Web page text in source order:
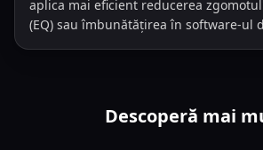
aplica mai eficient reducerea
(EQ) sau îmbunătățirea în software-ul
Descoperă mai